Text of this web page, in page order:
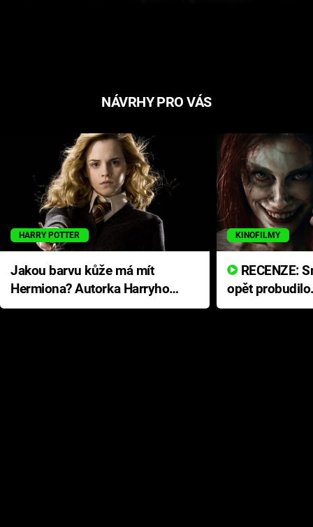
NÁVRHY PRO VÁS
HARRY POTTER
Jakou barvu kůže má mít
Hermiona? Autorka Harryho
Pottera přišla s ráznou
KINOFILMY
opět
přichází s